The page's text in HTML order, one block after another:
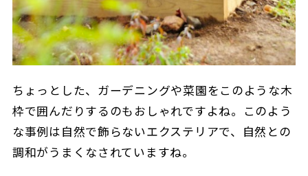
ちょっとした、ガーデニングや菜園をこのような木
枠で囲んだりするのもおしゃれですよね。このよう
な事例は自然で飾らないエクステリアで、自然との
調和がうまくなされていますね。